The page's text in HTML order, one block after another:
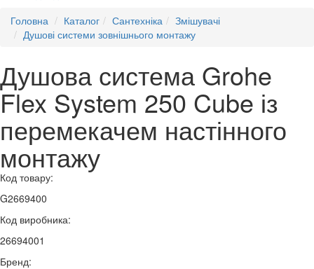
Головна
Каталог Сантехніка
Змішувачі
Душові системи зовнішнього монтажу
Душова система Grohe
Flex System 250 Cube із
перемекачем настінного
монтажу
Код товару:
G2669400
Код виробника:
26694001
Бренд: